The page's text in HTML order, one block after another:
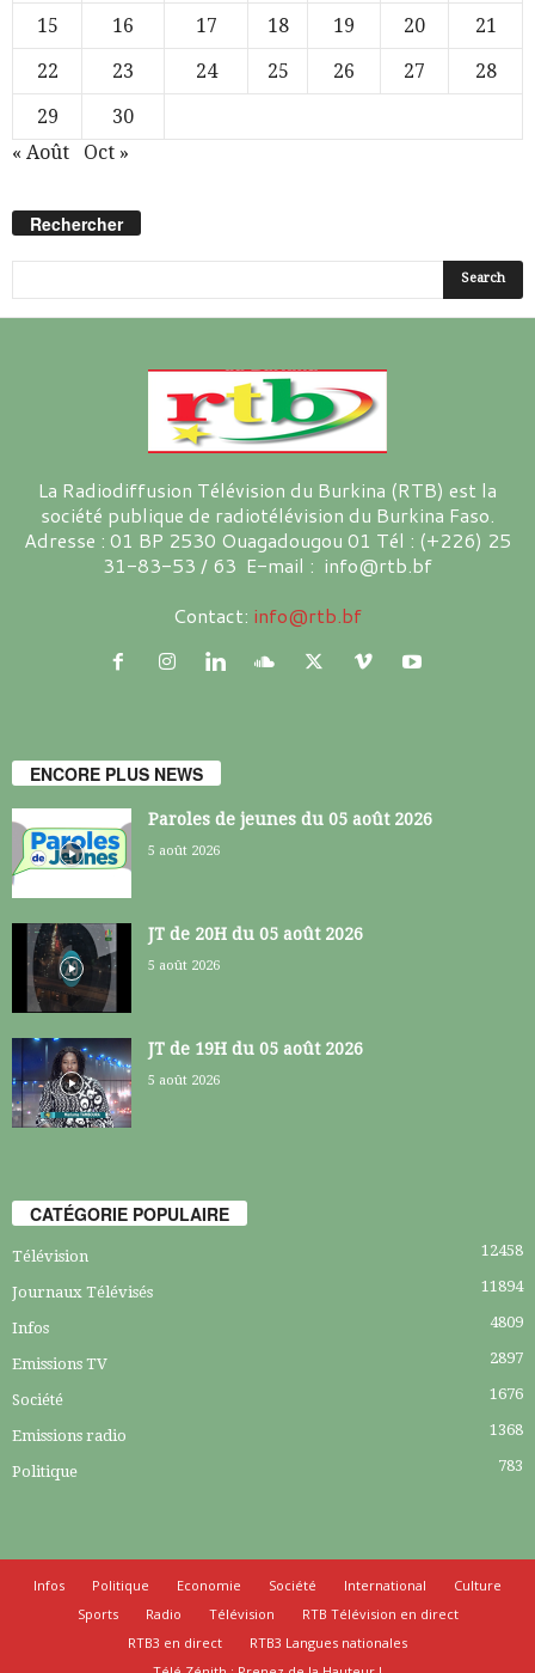
15
16 17 18 19 20
21
22
23 24 25 26 27
28
29
30
« Août
Oct »
Rechercher
La Radiodiffusion Télévision du Burkina (RTB) est la
société publique de radiotélévision du Burkina Faso.
Adresse : 01 BP 2530 Ouagadougou 01 Tél : (+226) 25
31-83-53 / 63 E-mail : info@rtb.bf
Contact: info@rtb.bf
ENCORE PLUS NEWS
Paroles de jeunes du 05 août 2026
5 août 2026
JT de 20H du 05 août 2026
5 août 2026
JT de 19H du 05 août 2026
5 août 2026
CATÉGORIE POPULAIRE
Télévision 12458
Journaux Télévisés 11894
Infos 4809
Emissions TV 2897
Société 1676
Emissions radio 1368
Politique 783
Infos Politique Economie Société International
Culture
Sports
Radio Télévision
RTB Télévision en direct
RTB3 en direct
RTB3 Langues nationales